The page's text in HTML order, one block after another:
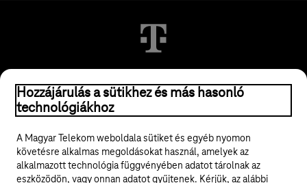
© 2026 Magyar Telekom Nyrt.
ÁSZF
Hozzájárulás a sütikhez és más hasonló
technológiákhoz
A Magyar Telekom weboldala sütiket és egyéb nyomon
követésre alkalmas megoldásokat használ, amelyek az
alkalmazott technológia függvényében adatot tárolnak az
eszközödön, vagy onnan adatot gyűjtenek. Kérjük, az alábbi